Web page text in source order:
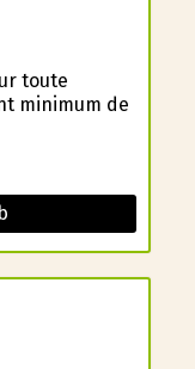
toute
minimum de